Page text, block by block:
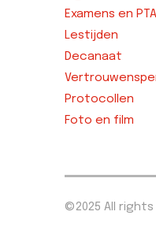
Examens en PTA
Lestijden
Decanaat
Protocollen
Foto en film
©2025 All